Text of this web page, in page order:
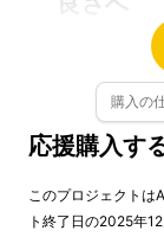
LiberNovo
は、ボタ
き、合わせ
「合う」「
『パーフェ
応援購入す
購入の
このプロジェクトは
ト終了日の2025年